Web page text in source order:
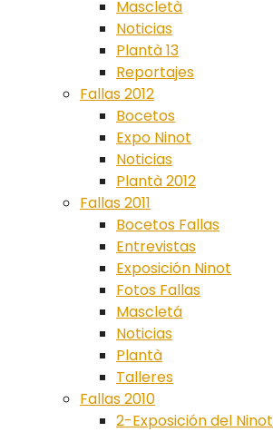
Mascletà
Noticias
Plantà 13
Reportajes
Fallas 2012
Bocetos
Expo Ninot
Noticias
Plantà 2012
Fallas 2011
Bocetos Fallas
Entrevistas
Exposición Ninot
Fotos Fallas
Mascletá
Noticias
Plantà
Talleres
Fallas 2010
2-Exposición del Ninot